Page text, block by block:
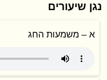
נגן שיעורים
א – משמעות החג